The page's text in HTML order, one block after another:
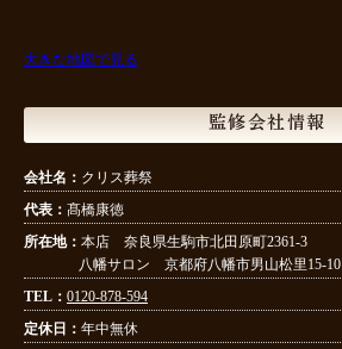
大きな地図で見る
監修会社情報
会社名： クリス葬祭
代表： 髙橋康徳
所在地： 本店 奈良県生駒市北田原町2361-3
八幡サロン 京都府八幡市男山松里15-10
TEL： 0120-878-594
定休日： 年中無休